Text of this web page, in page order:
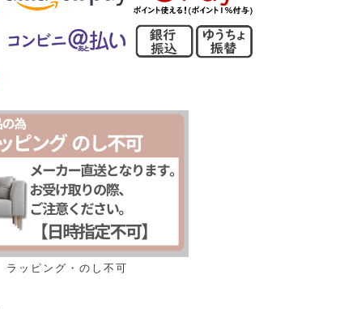
ラッピング・のし不可